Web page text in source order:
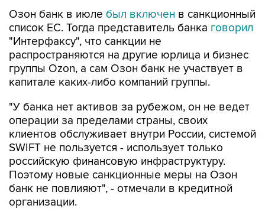
Озон банк в июле был включен в санкционный
список ЕС. Тогда представитель банка говорил
"Интерфаксу", что санкции не
распространяются на другие юрлица и бизнес
группы Ozon, а сам Озон банк не участвует в
капитале каких-либо компаний группы.
"У банка нет активов за рубежом, он не ведет
операции за пределами страны, своих
клиентов обслуживает внутри России, системой
SWIFT не пользуется - использует только
российскую финансовую инфраструктуру.
Поэтому новые санкционные меры на Озон
банк не повлияют", - отмечали в кредитной
организации.